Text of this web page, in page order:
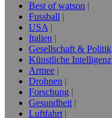
Best of watson
Fussball
USA
Italien
Gesellschaft & Politik
Künstliche Intelligenz
Armee
Drohnen
Forschung
Gesundheit
Luftfahrt